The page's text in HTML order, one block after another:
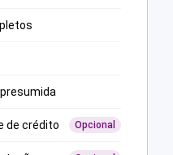
de crédito Opcional